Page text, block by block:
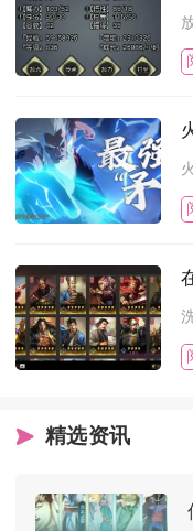
精选资讯